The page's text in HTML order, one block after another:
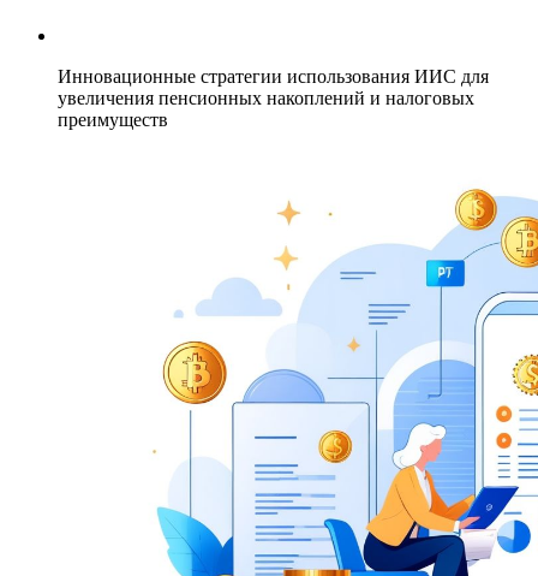
Инновационные стратегии использования ИИС для
увеличения пенсионных накоплений и налоговых
преимуществ